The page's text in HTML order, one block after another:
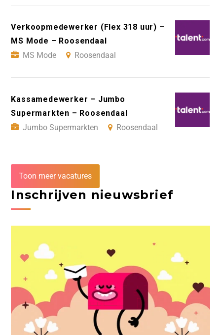
Verkoopmedewerker (Flex 318 uur) –
MS Mode – Roosendaal
MS Mode
Roosendaal
Kassamedewerker – Jumbo
Supermarkten – Roosendaal
Jumbo Supermarkten
Roosendaal
Toon meer vacatures
Inschrijven nieuwsbrief